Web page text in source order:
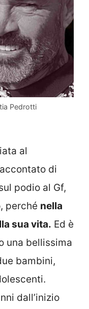
Pedrotti
al
di
podio al Gf,
perché nella
sua vita. Ed è
una bellissima
bambini,
dall’inizio